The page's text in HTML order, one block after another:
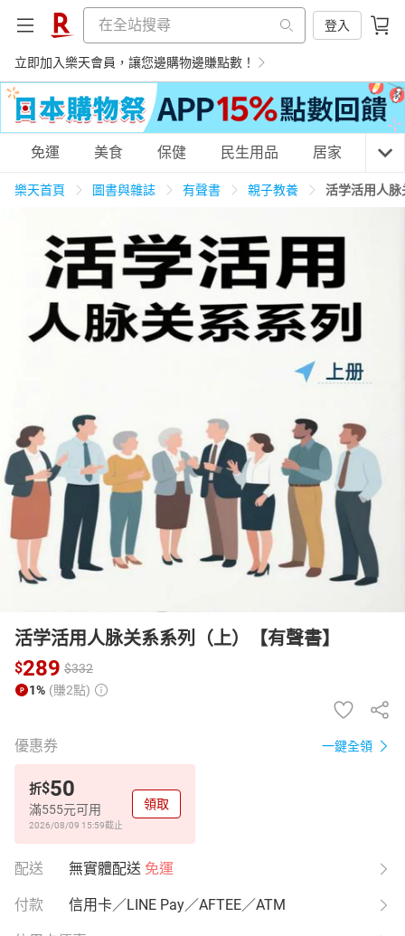
登入
立即加入樂天會員，讓您邊購物邊賺點數！
購物網分類
天天免運 美食蛋糕 養生保健 民生用品
居家生活 3C家電 運動休閒 親子玩具
日本購物 電子/紙本書
HOT
免運 美食 保健 民生用品 居家 3C
樂天首頁 圖書與雜誌 有聲書 親子教養 活学活用人
活学活用人脉关系系列（上）【有聲書】
$289 $332
1% (賺2點)
優惠券 一鍵全領
折$50
滿555元可用
2026/08/09 15:59截止
領取
配送 無實體配送 免運
付款 信用卡／LINE Pay／AFTEE／ATM